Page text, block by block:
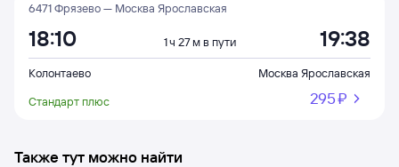
6471 Фрязево — Москва Ярославская
18:10 1 ч 27 м в пути 19:38
Колонтаево
Москва Ярославская
Стандарт плюс
295 ⁠₽
Также тут можно найти